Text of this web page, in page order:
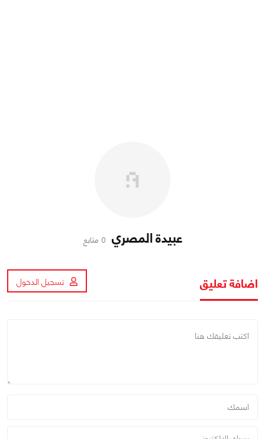
عبيدة المصري 0 متابع
اضافة تعليق تسجيل الدخول